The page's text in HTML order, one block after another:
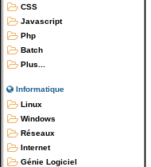
CSS
Javascript
Php
Batch
Plus...
Informatique
Linux
Windows
Réseaux
Internet
Génie Logiciel